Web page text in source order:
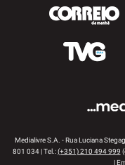
Medialivre S.A. - Rua Luciana
801 034 | Tel.:(+351) 210 494 999
|